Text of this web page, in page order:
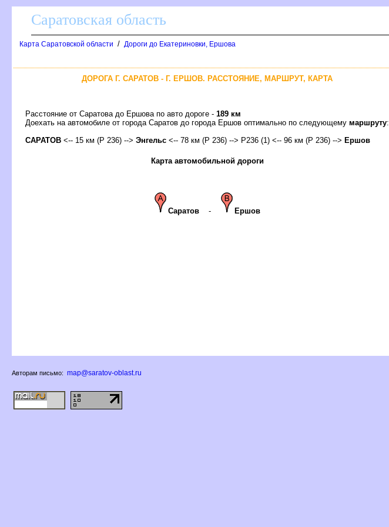
Саратовская область
Карта Саратовской области / Дороги до Екатериновки, Ершова
ДОРОГА Г. САРАТОВ - Г. ЕРШОВ. РАССТОЯНИЕ, МАРШРУТ, КАРТА
Расстояние от Саратова до Ершова по авто дороге - 189 км
Доехать на автомобиле от города Саратов до города Ершов оптимально по следующему маршруту:
САРАТО <-- 15 км (Р 236) --> Энгельс <-- 78 км (Р 236) --> Р236 (1) <-- 96 км (Р 236) --> Ершо
Карта автомобильной дороги
Сарато - Ершо
Авторам письмо: map@saratov-oblast.ru